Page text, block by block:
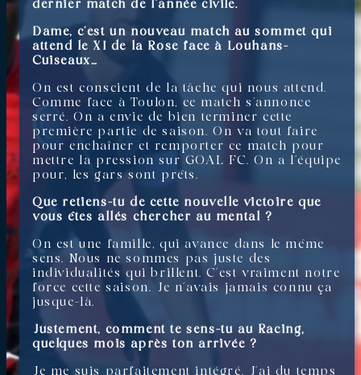
dernier match de l’année civile.
Dame, c’est un nouveau match au sommet qui
attend le XI de la Rose face à Louhans-
Cuiseaux…
On est conscient de la tâche qui nous attend.
Comme face à Toulon, ce match s’annonce
serré. On a envie de bien terminer cette
première partie de saison. On va tout faire
pour enchaîner et remporter ce match pour
mettre la pression sur GOAL FC. On a l’équipe
pour, les gars sont prêts.
Que retiens-tu de cette nouvelle victoire que
vous êtes allés chercher au mental ?
On est une famille, qui avance dans le même
sens. Nous ne sommes pas juste des
individualités qui brillent. C’est vraiment notre
force cette saison. Je n’avais jamais connu ça
jusque-là.
Justement, comment te sens-tu au Racing,
quelques mois après ton arrivée ?
Je me suis parfaitement intégré. J’ai du temps